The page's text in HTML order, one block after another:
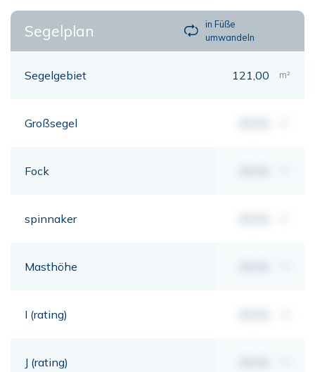
Segelplan
in Füße
umwandeln
Segelgebiet 121,00 m²
Großsegel
Fock
spinnaker
Masthöhe
I (rating)
J (rating)